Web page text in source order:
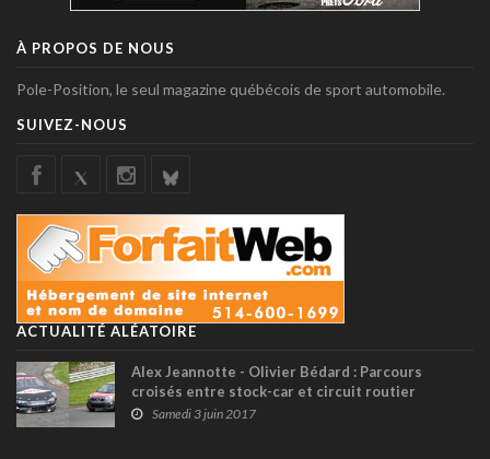
À PROPOS DE NOUS
Pole-Position, le seul magazine québécois de sport automobile.
SUIVEZ-NOUS
ACTUALITÉ ALÉATOIRE
Alex Jeannotte - Olivier Bédard : Parcours
croisés entre stock-car et circuit routier
Samedi 3 juin 2017